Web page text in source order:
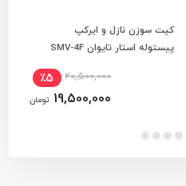
افزودن به سبد خرید
کیت سوزن نازل و ایرکپ
پیستوله استار تایوان SMV-4F
20,500,000 ٪5
19,500,000 تومان